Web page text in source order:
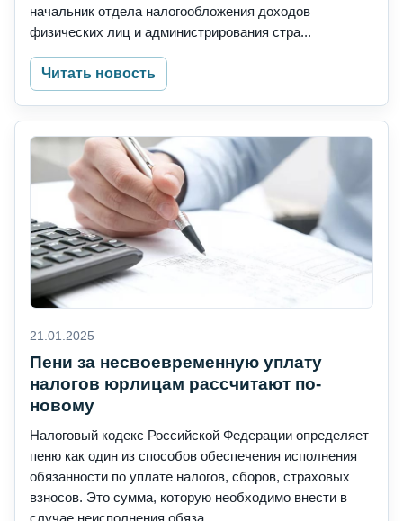
начальник отдела налогообложения доходов
физических лиц и администрирования стра...
Читать новость
21.01.2025
Пени за несвоевременную уплату
налогов юрлицам рассчитают по-
новому
Налоговый кодекс Российской Федерации определяет
пеню как один из способов обеспечения исполнения
обязанности по уплате налогов, сборов, страховых
взносов. Это сумма, которую необходимо внести в
случае неисполнения обяза...